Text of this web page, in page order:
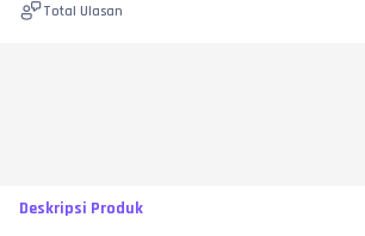
Total Ulasan
Deskripsi Produk